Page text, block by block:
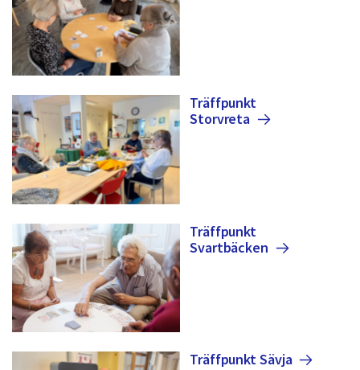
Träffpunkt
Storvreta
Träffpunkt
Svartbäcken
TräffpunktSävja